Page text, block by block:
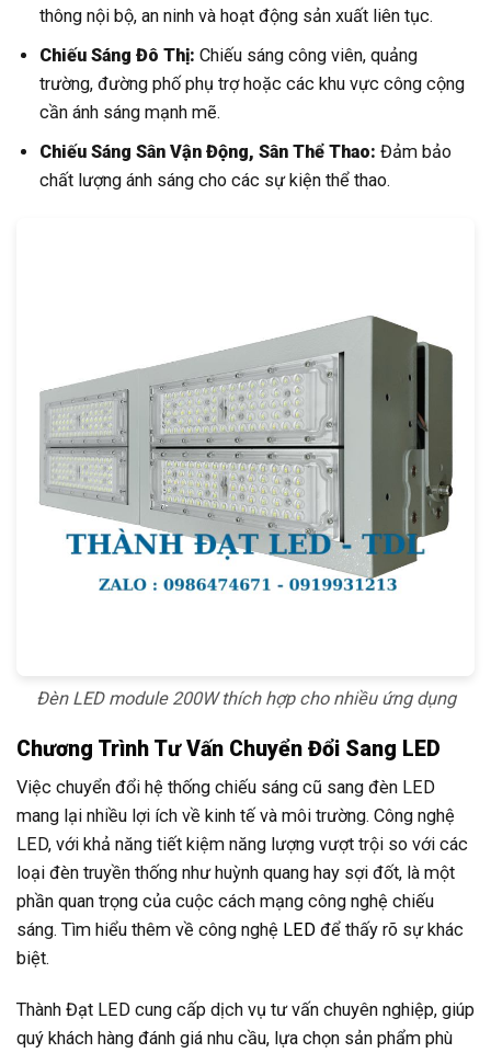
thông nội bộ, an ninh và hoạt động sản xuất liên tục.
Chiếu Sáng Đô Thị: Chiếu sáng công viên, quảng
trường, đường phố phụ trợ hoặc các khu vực công cộng
cần ánh sáng mạnh mẽ.
Chiếu Sáng Sân Vận Động, Sân Thể Thao: Đảm bảo
chất lượng ánh sáng cho các sự kiện thể thao.
Đèn LED module 200W thích hợp cho nhiều ứng dụng
Chương Trình Tư Vấn Chuyển Đổi Sang LED
Việc chuyển đổi hệ thống chiếu sáng cũ sang đèn LED
mang lại nhiều lợi ích về kinh tế và môi trường. Công nghệ
LED, với khả năng tiết kiệm năng lượng vượt trội so với các
loại đèn truyền thống như huỳnh quang hay sợi đốt, là một
phần quan trọng của cuộc cách mạng công nghệ chiếu
sáng. Tìm hiểu thêm về công nghệ LED để thấy rõ sự khác
biệt.
Thành Đạt LED cung cấp dịch vụ tư vấn chuyên nghiệp, giúp
quý khách hàng đánh giá nhu cầu, lựa chọn sản phẩm phù